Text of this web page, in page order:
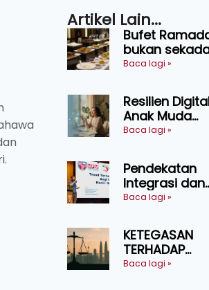
Artikel Lain...
Bufet
bukan
juadah, perlu
selamat
menikmati
Baca lagi »
Resilien
Anak Muda
Belajar
Menekan Diri
Baca lagi »
Pendekatan
Integrasi dan
Teknologi
Ternakan
Ruminan
Baca lagi »
KETEGASAN
TERHADAP
KEDAULATAN
Baca lagi »